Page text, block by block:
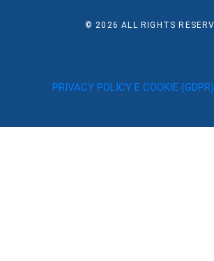
© 2026ALL RIGHTS
PRIVACY POLICY E COOKIE (GDPR)